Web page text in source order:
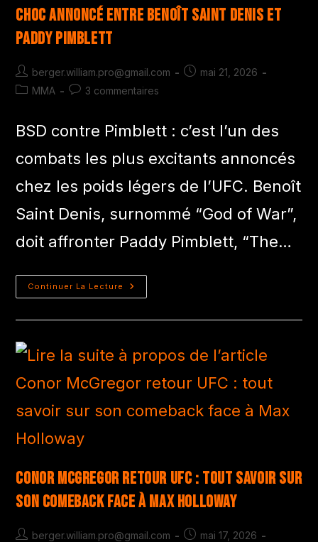
choc annoncé entre Benoît Saint Denis et
Paddy Pimblett
berger.william.pro@gmail.com
mai 21, 2026
MMA
3 commentaires
BSD contre Pimblett : c’est l’un des
combats les plus excitants annoncés
chez les poids légers de l’UFC. Benoît
Saint Denis, surnommé “God of War”,
doit affronter Paddy Pimblett, “The…
Continuer La Lecture
Conor McGregor retour UFC : tout savoir sur
son comeback face à Max Holloway
berger.william.pro@gmail.com
mai 17, 2026